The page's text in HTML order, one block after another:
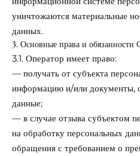
уничтожаются материальные
данных.
3. Основные права и обязанности
3.1. Оператор имеет право:
— получать от субъекта
информацию и/или документы,
данные;
— в случае отзыва субъектом
на обработку персональных
обращения с требованием о